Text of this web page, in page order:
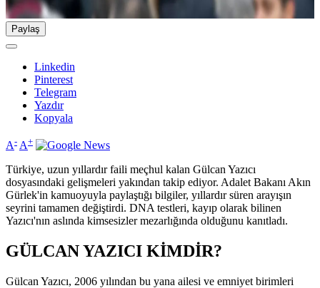
Paylaş
Linkedin
Pinterest
Telegram
Yazdır
Kopyala
A- A+
Türkiye, uzun yıllardır faili meçhul kalan Gülcan Yazıcı
dosyasındaki gelişmeleri yakından takip ediyor. Adalet Bakanı Akın
Gürlek'in kamuoyuyla paylaştığı bilgiler, yıllardır süren arayışın
seyrini tamamen değiştirdi. DNA testleri, kayıp olarak bilinen
Yazıcı'nın aslında kimsesizler mezarlığında olduğunu kanıtladı.
GÜLCAN YAZICI KİMDİR?
Gülcan Yazıcı, 2006 yılından bu yana ailesi ve emniyet birimleri